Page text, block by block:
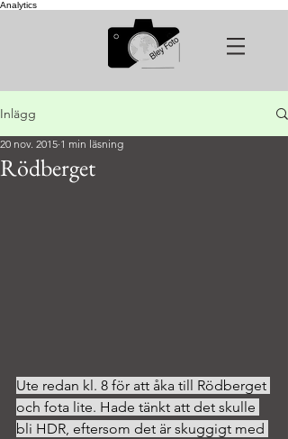
Analytics
Inlägg
Rödberget
20 nov. 2015 1 min läsning
Ute redan kl. 8 för att åka till Rödberget
och fota lite. Hade tänkt att det skulle
bli HDR, eftersom det är skuggigt med